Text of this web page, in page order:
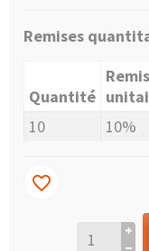
Remises
Quantité
10
10%
favorite_border